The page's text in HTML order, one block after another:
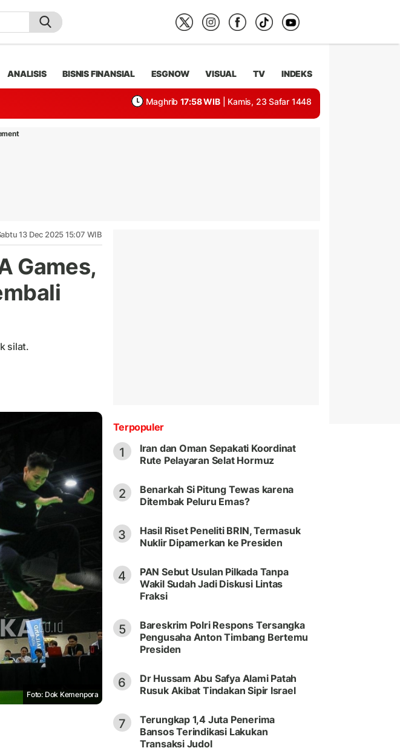
ANALISIS BISNIS FINANSIAL ESGNOW VISUAL TV INDEKS
Maghrib 17:58 WIB | Kamis, 23 Safar 1448
13 Dec 2025 15:07 WIB
Games,
silat.
Foto: Dok Kemenpora
Terpopuler
1
Iran dan Oman Sepakati Koordinat
Rute Pelayaran Selat Hormuz
2
Benarkah Si Pitung Tewas karena
Ditembak Peluru Emas?
3
Hasil Riset Peneliti BRIN, Termasuk
Nuklir Dipamerkan ke Presiden
4
PAN Sebut Usulan Pilkada Tanpa
Wakil Sudah Jadi Diskusi Lintas
Fraksi
5
Bareskrim Polri Respons Tersangka
Pengusaha Anton Timbang Bertemu
Presiden
6
Dr Hussam Abu Safya Alami Patah
Rusuk Akibat Tindakan Sipir Israel
7
Terungkap 1,4 Juta Penerima
Bansos Terindikasi Lakukan
Transaksi Judol